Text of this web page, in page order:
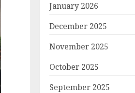
January 2026
December 2025
November 2025
October 2025
September 2025